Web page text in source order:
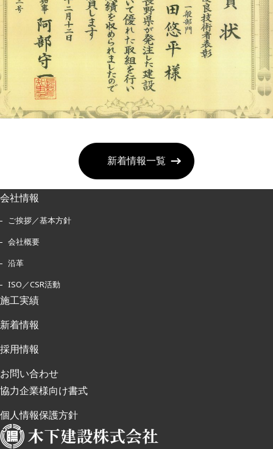
新着情報一覧
会社情報
ご挨拶／基本方針
会社概要
沿革
ISO／CSR活動
施工実績
新着情報
採用情報
お問い合わせ
協力企業様向け書式
個人情報保護方針